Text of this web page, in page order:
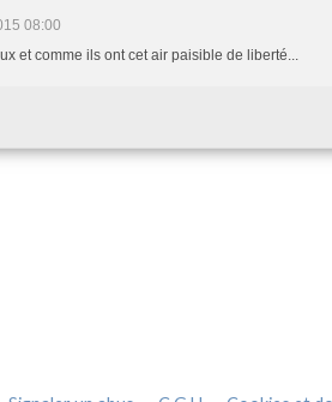
08:00
et comme ils ont cet air paisible de liberté...